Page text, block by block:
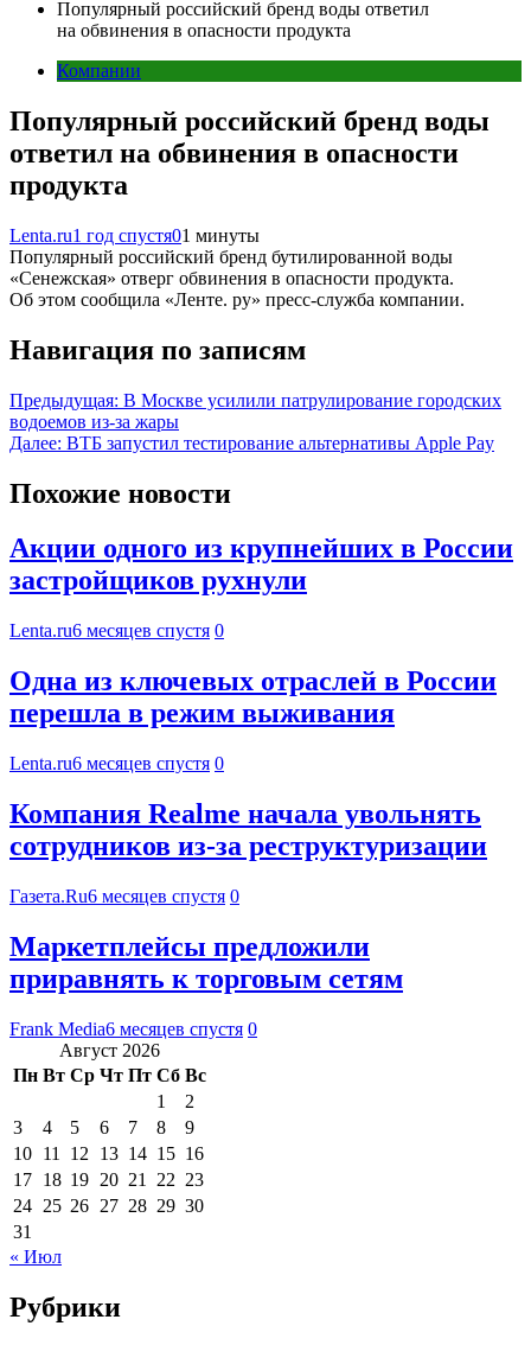
Популярный российский бренд воды ответил
на обвинения в опасности продукта
Компании
Популярный российский бренд воды
ответил на обвинения в опасности
продукта
Lenta.ru1 год спустя01 минуты
Популярный российский бренд бутилированной воды
«Сенежская» отверг обвинения в опасности продукта.
Об этом сообщила «Ленте. ру» пресс-служба компании.
Навигация по записям
Предыдущая: В Москве усилили патрулирование городских
водоемов из-за жары
Далее: ВТБ запустил тестирование альтернативы Apple Pay
Похожие новости
Акции одного из крупнейших в России
застройщиков рухнули
Lenta.ru6 месяцев спустя 0
Одна из ключевых отраслей в России
перешла в режим выживания
Lenta.ru6 месяцев спустя 0
Компания Realme начала увольнять
сотрудников из-за реструктуризации
Газета.Ru6 месяцев спустя 0
Маркетплейсы предложили
приравнять к торговым сетям
Frank Media6 месяцев спустя 0
Август 2026
Пн Вт Ср Чт Пт Сб Вс
1
2
3
4 5 6 7 8
9
10 11 12 13 14 15 16
17 18 19 20 21 22 23
24 25 26 27 28 29 30
31
« Июл
Рубрики